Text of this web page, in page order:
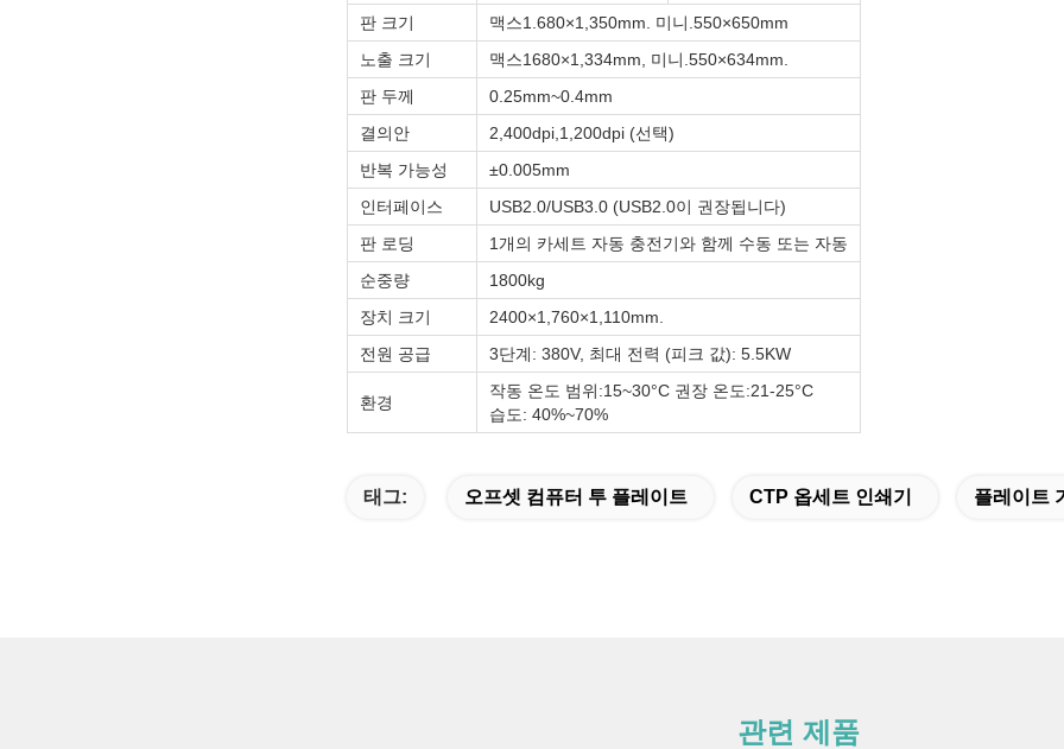
판 크기
맥스1.680×1,350mm. 미니.550×650mm
노출 크기
맥스1680×1,334mm, 미니.550×634mm.
판 두께
0.25mm~0.4mm
결의안
2,400dpi,1,200dpi (선택)
반복 가능성
±0.005mm
인터페이스
USB2.0/USB3.0 (USB2.0이 권장됩니다)
판 로딩
1개의 카세트 자동 충전기와 함께 수동 또는 자동
순중량
1800kg
장치 크기
2400×1,760×1,110mm.
전원 공급
3단계: 380V, 최대 전력 (피크 값): 5.5KW
환경
작동 온도 범위:15~30°C 권장 온도:21-25°C
습도: 40%~70%
태그: 오프셋 컴퓨터 투 플레이트 CTP 옵세트 인쇄기 플레이트
관련 제품